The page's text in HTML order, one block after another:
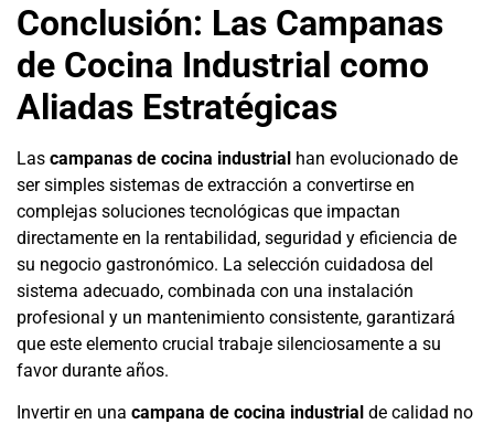
Conclusión: Las Campanas
de Cocina Industrial como
Aliadas Estratégicas
Las campanas de cocina industrial han evolucionado de
ser simples sistemas de extracción a convertirse en
complejas soluciones tecnológicas que impactan
directamente en la rentabilidad, seguridad y eficiencia de
su negocio gastronómico. La selección cuidadosa del
sistema adecuado, combinada con una instalación
profesional y un mantenimiento consistente, garantizará
que este elemento crucial trabaje silenciosamente a su
favor durante años.
Invertir en una campana de cocina industrial de calidad no